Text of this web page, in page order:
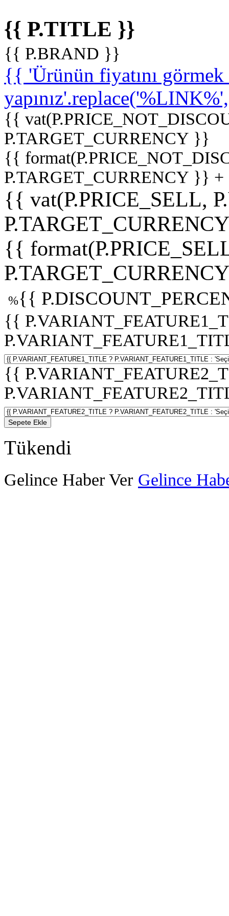
{{ P.TITLE }}
{{ P.BRAND }}
{{ 'Ürünün fiyatını
{{
P.TARGET_CURRENCY }}
{{
P.TARGET_CURRENCY }}
{{ vat(P.PRICE_SELL,
{{
%{{
{{
{{
Sepete Ekle
Tükendi
Gelince Haber Ver Gelince